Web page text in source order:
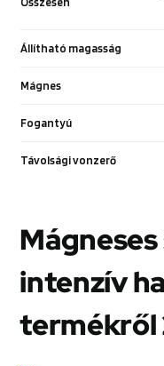
Állítható magasság
Mágnes
Fogantyú
Távolsági vonzerő
intenzív
termékről